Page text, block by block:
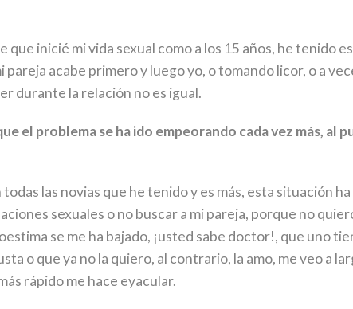
que inicié mi vida sexual como a los 15 años, he tenido
pareja acabe primero y luego yo, o tomando licor, o a
durante la relación no es igual.
el problema se ha ido empeorando cada vez más,
las novias que he tenido y es más, esta situación
sexuales o no buscar a mi pareja, porque no
se me ha bajado, ¡usted sabe doctor!, que uno
o que ya no la quiero, al contrario, la amo, me veo a
rápido me hace eyacular.